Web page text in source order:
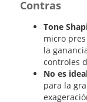
Contras
Tone
micro
la
controles
No es
para la